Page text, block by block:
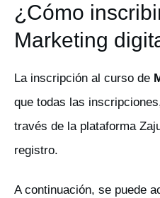
¿Cómo
Marketing
La inscripción al curso de
que todas las
través de la plataforma
registro.
A continuación, se puede